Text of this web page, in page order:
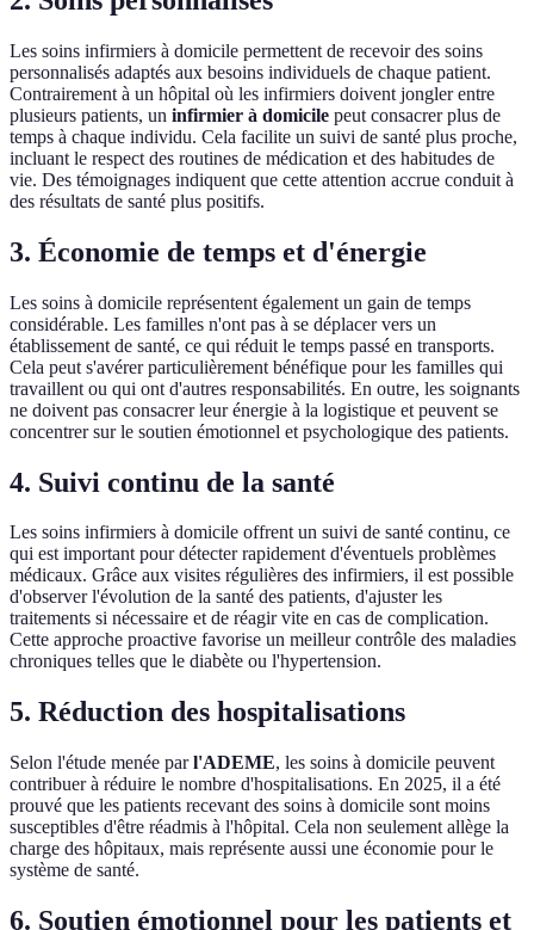
Les soins infirmiers à domicile permettent de recevoir des soins
personnalisés adaptés aux besoins individuels de chaque patient.
Contrairement à un hôpital où les infirmiers doivent jongler entre
plusieurs patients, un infirmier à domicile peut consacrer plus de
temps à chaque individu. Cela facilite un suivi de santé plus proche,
incluant le respect des routines de médication et des habitudes de
vie. Des témoignages indiquent que cette attention accrue conduit à
des résultats de santé plus positifs.
3. Économie de temps et d'énergie
Les soins à domicile représentent également un gain de temps
considérable. Les familles n'ont pas à se déplacer vers un
établissement de santé, ce qui réduit le temps passé en transports.
Cela peut s'avérer particulièrement bénéfique pour les familles qui
travaillent ou qui ont d'autres responsabilités. En outre, les soignants
ne doivent pas consacrer leur énergie à la logistique et peuvent se
concentrer sur le soutien émotionnel et psychologique des patients.
4. Suivi continu de la santé
Les soins infirmiers à domicile offrent un suivi de santé continu, ce
qui est important pour détecter rapidement d'éventuels problèmes
médicaux. Grâce aux visites régulières des infirmiers, il est possible
d'observer l'évolution de la santé des patients, d'ajuster les
traitements si nécessaire et de réagir vite en cas de complication.
Cette approche proactive favorise un meilleur contrôle des maladies
chroniques telles que le diabète ou l'hypertension.
5. Réduction des hospitalisations
Selon l'étude menée parl'ADEME, les soins à domicile peuvent
contribuer à réduire le nombre d'hospitalisations. En 2025, il a été
prouvé que les patients recevant des soins à domicile sont moins
susceptibles d'être réadmis à l'hôpital. Cela non seulement allège la
charge des hôpitaux, mais représente aussi une économie pour le
système de santé.
6. Soutien émotionnel pour les patients et